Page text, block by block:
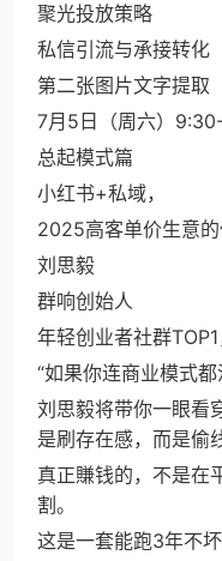
聚光投放策略
私信引流与承接转化
第二张图片文字提取
7月5日（周六）
总起模式篇
小红书+私域，
2025高客单价生意
刘思毅
群响创始人
年轻创业者社群
“如果你连商业模式都
刘思毅将带你一眼
是刷存在感，而是偷
真正賺钱的，不是在
割。
这是一套能跑3年不